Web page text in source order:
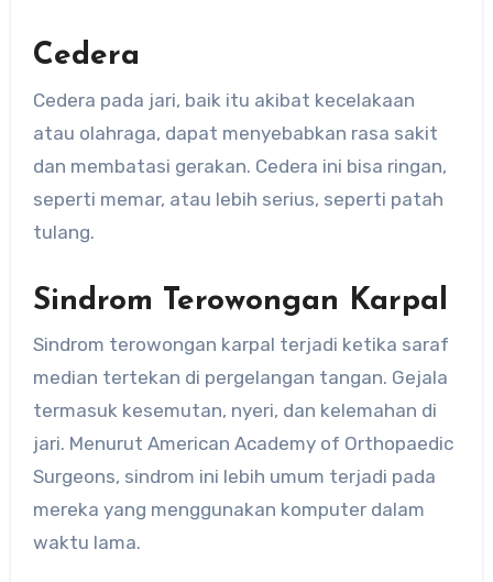
Cedera
Cedera pada jari, baik itu akibat kecelakaan
atau olahraga, dapat menyebabkan rasa sakit
dan membatasi gerakan. Cedera ini bisa ringan,
seperti memar, atau lebih serius, seperti patah
tulang.
Sindrom Terowongan Karpal
Sindrom terowongan karpal terjadi ketika saraf
median tertekan di pergelangan tangan. Gejala
termasuk kesemutan, nyeri, dan kelemahan di
jari. Menurut American Academy of Orthopaedic
Surgeons, sindrom ini lebih umum terjadi pada
mereka yang menggunakan komputer dalam
waktu lama.